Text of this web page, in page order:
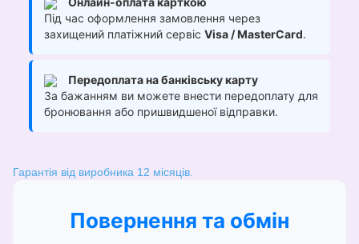
Під час оформлення замовлення через
захищений платіжний сервіс Visa / MasterCard.
Передоплата на банківську карту
За бажанням ви можете внести передоплату для
бронювання або пришвидшеної відправки.
Гарантія від виробника 12 місяців.
Повернення та обмін